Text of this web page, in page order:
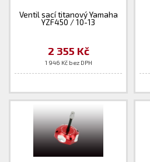
Ventil sací titanový Yamaha
YZF450 / 10-13
2 355 Kč
1 946 Kč bez DPH